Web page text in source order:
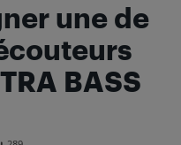
une de
BASS